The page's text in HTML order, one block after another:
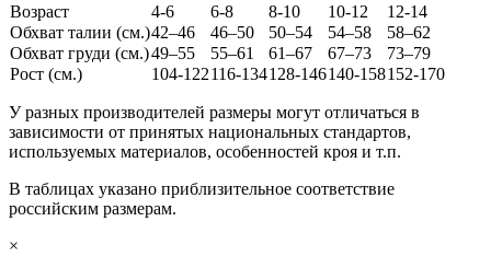
Возраст 4-6 6-8 8-10 10-12
12-14
Обхват талии (см.)42–46 46–50 50–54 54–58
58–62
Обхват груди (см.)49–55 55–61 61–67 67–73
73–79
Рост (см.)
104-122116-134128-146140-158152-170
У разных производителей размеры могут отличаться в
зависимости от принятых национальных стандартов,
используемых материалов, особенностей кроя и т.п.
В таблицах указано приблизительное соответствие
российским размерам.
×